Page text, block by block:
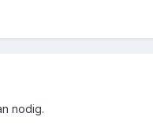
nodig.